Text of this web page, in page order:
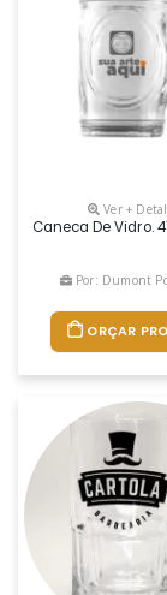
Ver +
Caneca De Vidro.
Por: Dumont
ORÇAR